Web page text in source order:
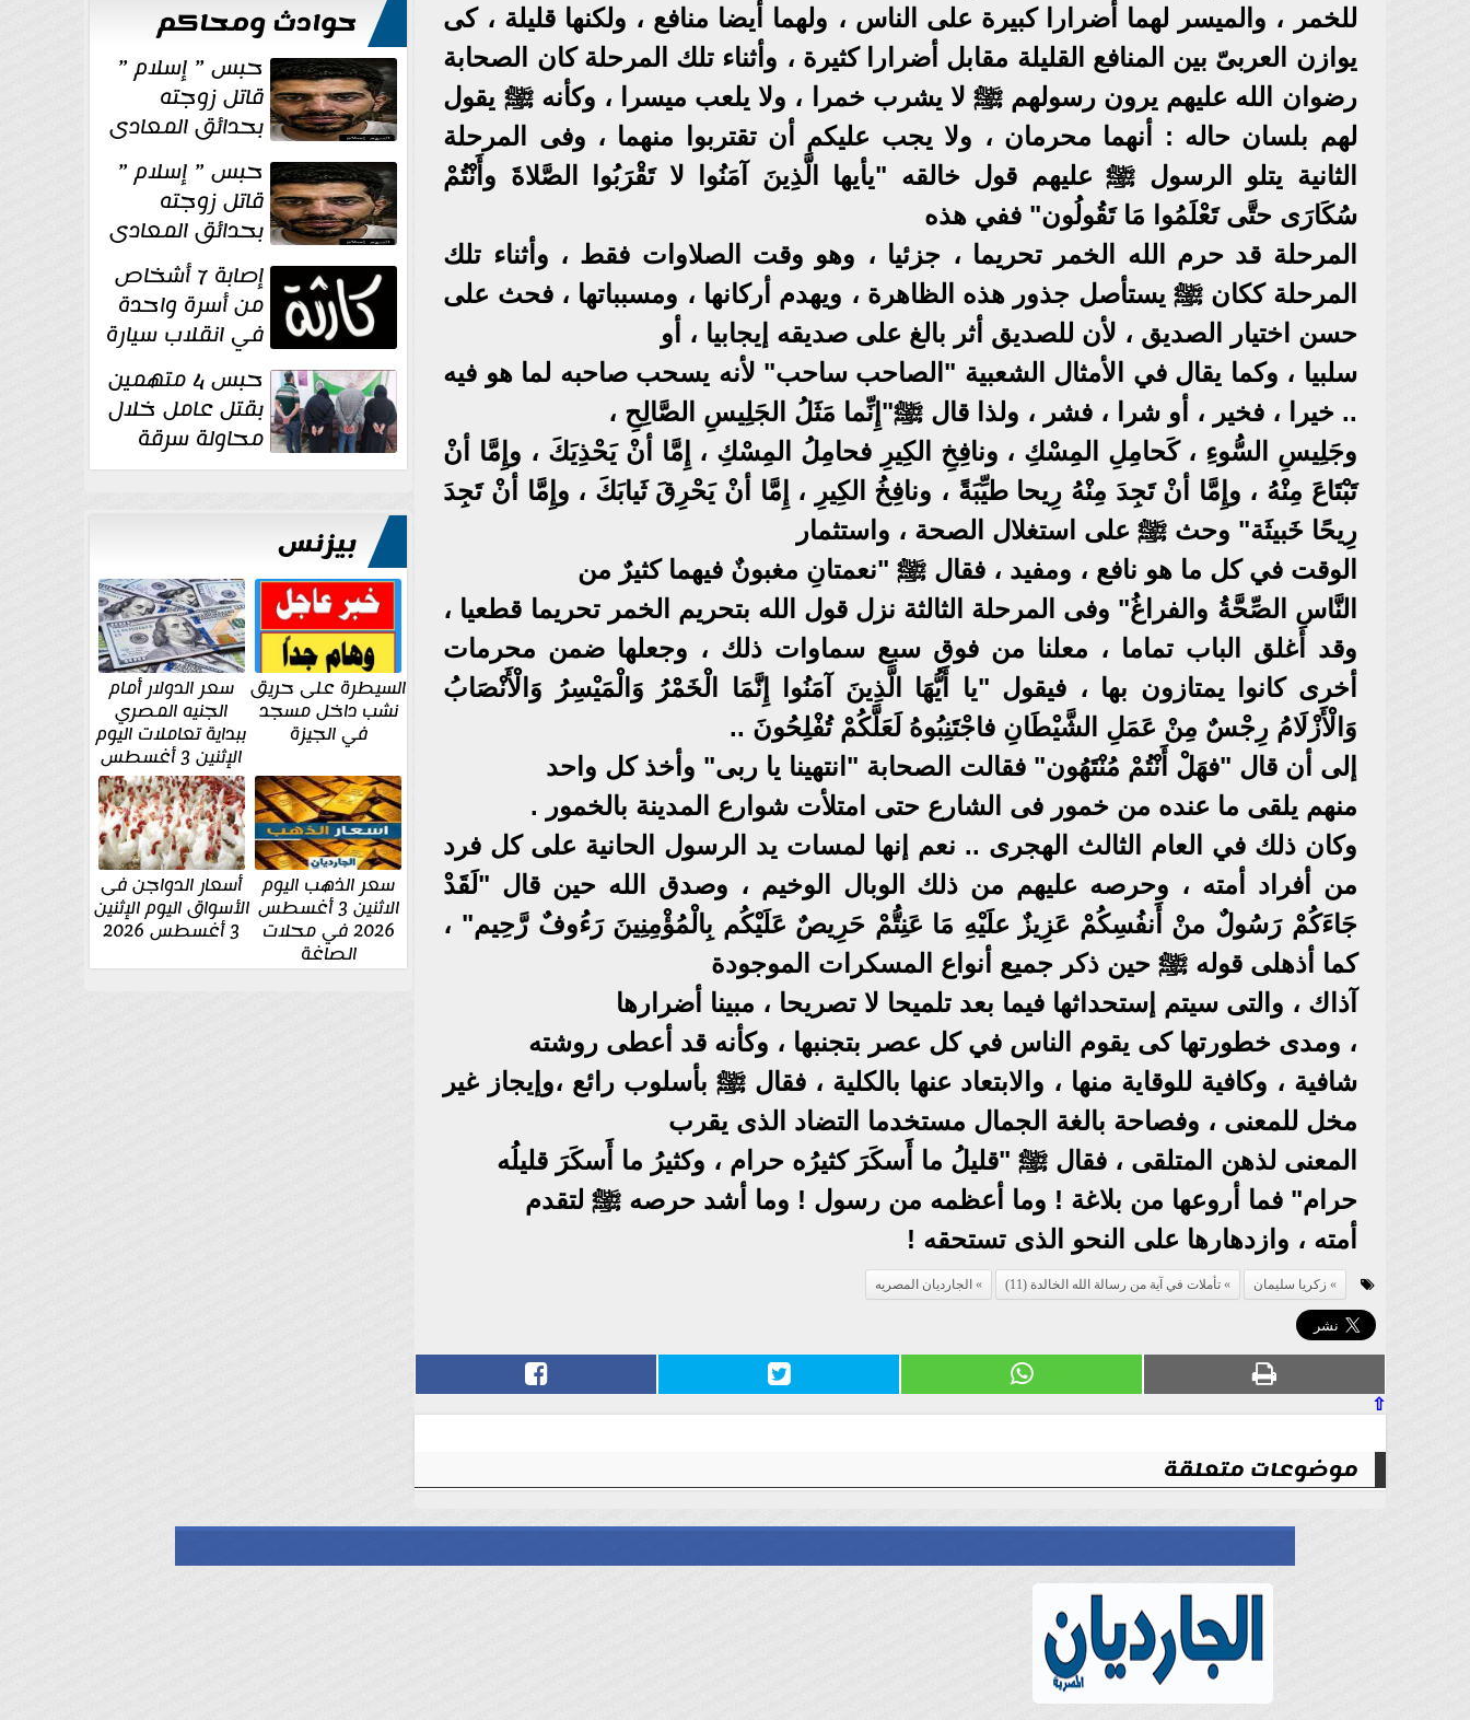
للخمر ، والميسر لهما أضرارا كبيرة على الناس ، ولهما أيضا منافع ، ولكنها قليلة ، كى
يوازن العربىّ بين المنافع القليلة مقابل أضرارا كثيرة ، وأثناء تلك المرحلة كان الصحابة
رضوان الله عليهم يرون رسولهم ﷺ لا يشرب خمرا ، ولا يلعب ميسرا ، وكأنه ﷺ يقول
لهم بلسان حاله : أنهما محرمان ، ولا يجب عليكم أن تقتربوا منهما ، وفى المرحلة
الثانية يتلو الرسول ﷺ عليهم قول خالقه "يأيها الَّذِينَ آمَنُوا لا تَقْرَبُوا الصَّلاةَ وأَنْتُمْ
سُكَارَى حتَّى تَعْلَمُوا مَا تَقُولُون" ففي هذه
المرحلة قد حرم الله الخمر تحريما ، جزئيا ، وهو وقت الصلاوات فقط ، وأثناء تلك
المرحلة ككان ﷺ يستأصل جذور هذه الظاهرة ، ويهدم أركانها ، ومسبباتها ، فحث على
حسن اختيار الصديق ، لأن للصديق أثر بالغ على صديقه إيجابيا ، أو
سلبيا ، وكما يقال في الأمثال الشعبية "الصاحب ساحب" لأنه يسحب صاحبه لما هو فيه
.. خيرا ، فخير ، أو شرا ، فشر ، ولذا قال ﷺ"إِنِّما مَثَلُ الجَلِيسِ الصَّالِحِ ،
وجَلِيسِ السُّوءِ ، كَحامِلِ المِسْكِ ، ونافِخِ الكِيرِ فحامِلُ المِسْكِ ، إِمَّا أنْ يَحْذِيَكَ ، وإِمَّا أنْ
تَبْتَاعَ مِنْهُ ، وإِمَّا أنْ تَجِدَ مِنْهُ رِيحا طيِّبَةً ، ونافِخُ الكِيرِ ، إِمَّا أنْ يَحْرِقَ ثَيابَكَ ، وإِمَّا أنْ تَجِدَ
رِيحًا خَبيثَة" وحث ﷺ على استغلال الصحة ، واستثمار
الوقت في كل ما هو نافع ، ومفيد ، فقال ﷺ "نعمتانِ مغبونٌ فيهما كثيرٌ من
النَّاسِ الصِّحَّةُ والفراغُ" وفى المرحلة الثالثة نزل قول الله بتحريم الخمر تحريما قطعيا ،
وقد أغلق الباب تماما ، معلنا من فوق سبع سماوات ذلك ، وجعلها ضمن محرمات
أخرى كانوا يمتازون بها ، فيقول "يا أَيُّهَا الَّذِينَ آمَنُوا إِنَّمَا الْخَمْرُ وَالْمَيْسِرُ وَالْأَنْصَابُ
وَالْأَزْلَامُ رِجْسٌ مِنْ عَمَلِ الشَّيْطَانِ فاجْتَنِبُوهُ لَعَلَّكُمْ تُفْلِحُونَ ..
إلى أن قال "فهَلْ أَنْتُمْ مُنْتَهُون" فقالت الصحابة "انتهينا يا ربى" وأخذ كل واحد
منهم يلقى ما عنده من خمور فى الشارع حتى امتلأت شوارع المدينة بالخمور .
وكان ذلك في العام الثالث الهجرى .. نعم إنها لمسات يد الرسول الحانية على كل فرد
من أفراد أمته ، وحرصه عليهم من ذلك الوبال الوخيم ، وصدق الله حين قال "لَقَدْ
جَاءَكُمْ رَسُولٌ منْ أَنفُسِكُمْ عَزِيزٌ علَيْهِ مَا عَنِتُّمْ حَرِيصٌ عَلَيْكُم بِالْمُؤْمِنِينَ رَءُوفٌ رَّحِيم" ،
كما أذهلى قوله ﷺ حين ذكر جميع أنواع المسكرات الموجودة
آذاك ، والتى سيتم إستحداثها فيما بعد تلميحا لا تصريحا ، مبينا أضرارها
، ومدى خطورتها كى يقوم الناس في كل عصر بتجنبها ، وكأنه قد أعطى روشته
شافية ، وكافية للوقاية منها ، والابتعاد عنها بالكلية ، فقال ﷺ بأسلوب رائع ،وإيجاز غير
مخل للمعنى ، وفصاحة بالغة الجمال مستخدما التضاد الذى يقرب
المعنى لذهن المتلقى ، فقال ﷺ "قليلُ ما أَسكَرَ كثيرُه حرام ، وكثيرُ ما أَسكَرَ قليلُه
حرام" فما أروعها من بلاغة ! وما أعظمه من رسول ! وما أشد حرصه ﷺ لتقدم
أمته ، وازدهارها على النحو الذى تستحقه !
زكريا سليمان تأملات في آية من رسالة الله الخالدة (11) الجارديان المصريه
⇧
موضوعات متعلقة
حوادث ومحاكم
حبس ” إسلام ”
قاتل زوجته
بحدائق المعادى
١٥ يوم أخرى
على... حبس ” إسلام ”
قاتل زوجته
بحدائق المعادى
١٥ يوم أخرى
على... إصابة 7 أشخاص
من أسرة واحدة
في انقلاب سيارة
بصحراوي المنيا
حبس 4 متهمين
بقتل عامل خلال
محاولة سرقة
دراجة نارية في
بيزنس
السيطرة على حريق
نشب داخل مسجد
في الجيزة
سعر الدولار أمام
الجنيه المصري
ببداية تعاملات اليوم
الإثنين 3 أغسطس
سعر الذهب اليوم
الاثنين 3 أغسطس
2026 في محلات
الصاغة
أسعار الدواجن فى
الأسواق اليوم الإثنين
3 أغسطس 2026